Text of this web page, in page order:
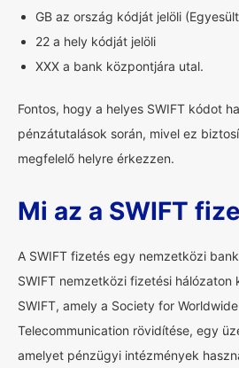
GB az ország kódját jelöli
22 a hely kódját jelöli
XXX a bank központjára utal.
Fontos, hogy a helyes SWIFT kódot
pénzátutalások során, mivel ez
megfelelő helyre érkezzen.
Mi az a SWIFT
A SWIFT fizetés egy nemzetközi
SWIFT nemzetközi fizetési hálózaton
SWIFT, amely a Society for
Telecommunication rövidítése, egy
amelyet pénzügyi intézmények